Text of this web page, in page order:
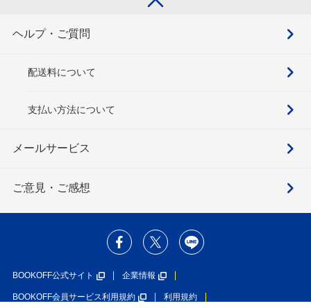
ヘルプ・ご質問
配送料について
支払い方法について
メールサービス
ご意見・ご感想
BOOKOFF公式サイト 企業情報
BOOKOFF会員サービス利用規約 利用規約